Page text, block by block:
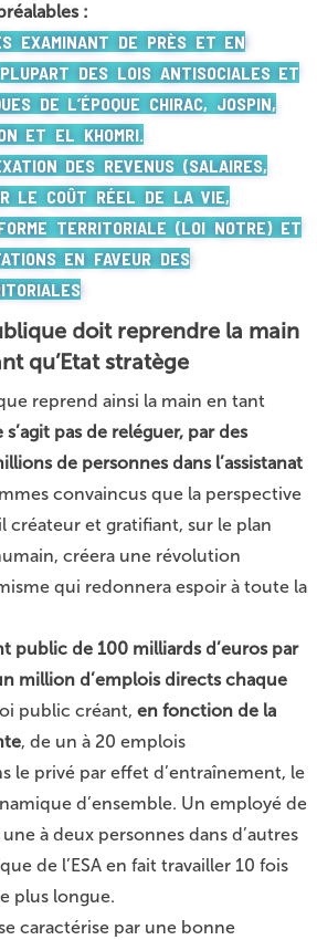
:
EXAMINANT DE PRÈS ET EN
DES LOIS ANTISOCIALES ET
DE L’ÉPOQUE CHIRAC, JOSPIN,
ET EL KHOMRI.
DES REVENUS (SALAIRES,
LE COÛT RÉEL DE LA VIE,
TERRITORIALE (LOI NOTRE) ET
EN FAVEUR DES
doit reprendre la main
qu’Etat stratège
reprend ainsi la main en tant
s’agit pas de reléguer, par des
de personnes dans l’assistanat
convaincus que la perspective
créateur et gratifiant, sur le plan
créera une révolution
qui redonnera espoir à toute la
public de 100 milliards d’euros par
million d’emplois directs chaque
public créant, en fonction de la
, de un à 20 emplois
le privé par effet d’entraînement, le
d’ensemble. Un employé de
à deux personnes dans d’autres
de l’ESA en fait travailler 10 fois
plus longue.
caractérise par une bonne